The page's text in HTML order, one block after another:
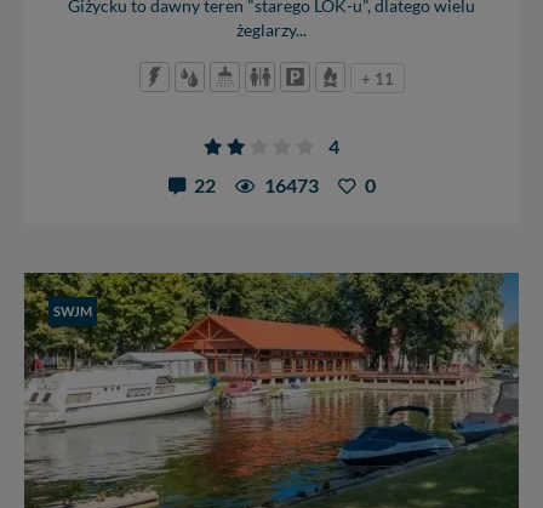
Giżycku to dawny teren "starego LOK-u", dlatego wielu
żeglarzy...
+ 11
4
22
16473 0
SWJM